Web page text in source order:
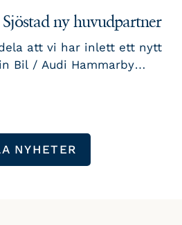
ny huvudpartner
att vi har inlett ett nytt
Bil / Audi Hammarby
NYHETER